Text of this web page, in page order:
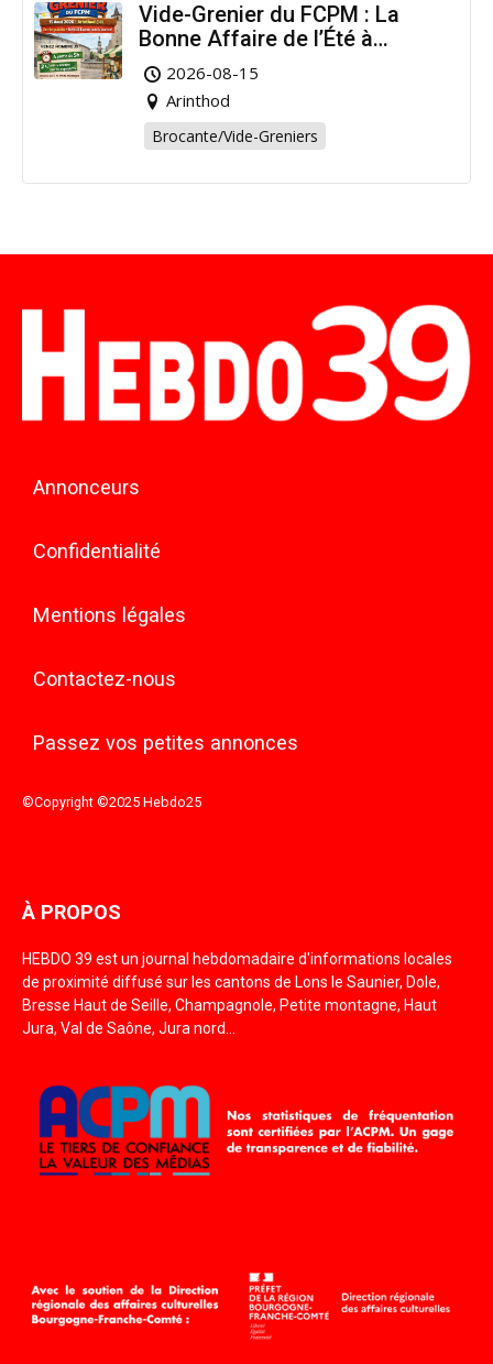
Vide-Grenier du FCPM : La
Bonne Affaire de l’Été à
Arinthod !
2026-08-15
Arinthod
Brocante/Vide-Greniers